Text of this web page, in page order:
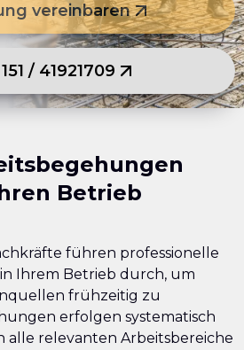
vereinbaren
/ 41921709
Betrieb
führen professionelle
Ihrem Betrieb durch, um
frühzeitig zu
erfolgen systematisch
alle relevanten Arbeitsbereiche